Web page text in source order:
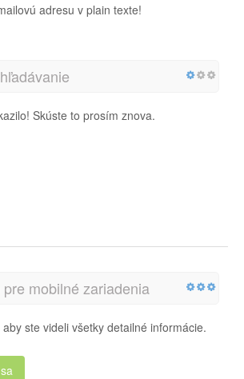
adresu v plain texte!
Skúste to prosím znova.
mobilné zariadenia
ste videli všetky detailné informácie.